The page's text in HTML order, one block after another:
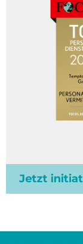
Jetzt